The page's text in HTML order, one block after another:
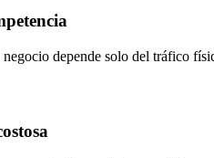
depende solo del tráfico